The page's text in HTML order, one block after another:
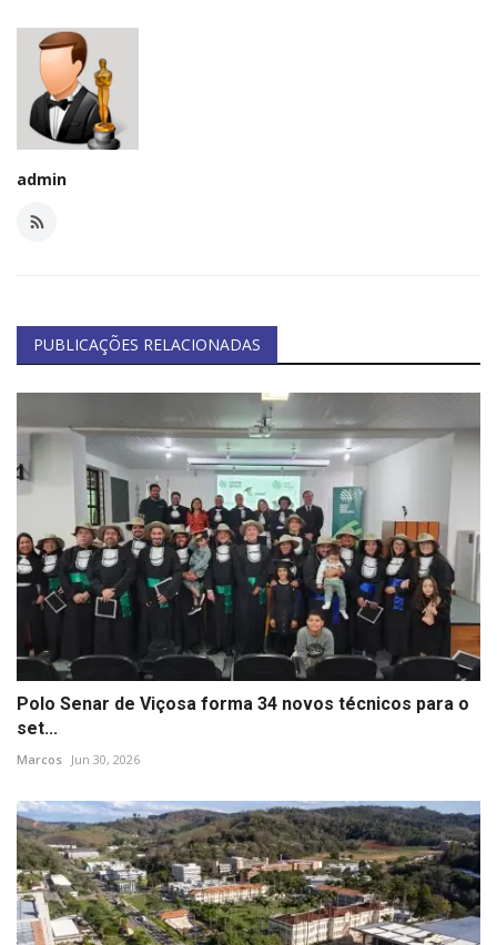
admin
PUBLICAÇÕES RELACIONADAS
Polo Senar de Viçosa forma 34 novos técnicos para o
set...
Marcos Jun 30, 2026